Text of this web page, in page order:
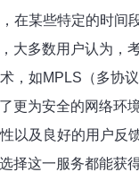
在某些特定的时间
多数用户认为，
，如MPLS（多协
更为安全的网络环境
以及良好的用户反
这一服务都能获